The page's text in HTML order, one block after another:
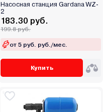
Насосная станция Gardana WZ-
2
183.30 руб.
199.8 руб.
от 5 руб. руб./мес.
Купить